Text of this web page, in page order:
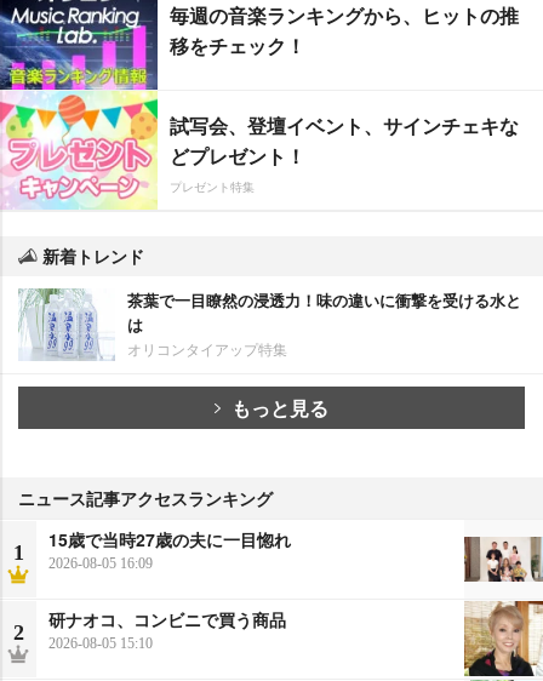
毎週の音楽ランキングから、ヒットの推
移をチェック！
試写会、登壇イベント、サインチェキな
どプレゼント！
プレゼント特集
新着トレンド
茶葉で一目瞭然の浸透力！味の違いに衝撃を受ける水と
は
オリコンタイアップ特集
もっと見る
ニュース記事アクセスランキング
1
15歳で当時27歳の夫に一目惚れ
2026-08-05 16:09
2
研ナオコ、コンビニで買う商品
2026-08-05 15:10